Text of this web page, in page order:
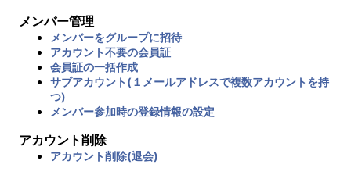
メンバー管理
メンバーをグループに招待
アカウント不要の会員証
会員証の一括作成
サブアカウント(１メールアドレスで複数アカウントを持
つ)
メンバー参加時の登録情報の設定
アカウント削除
アカウント削除(退会)